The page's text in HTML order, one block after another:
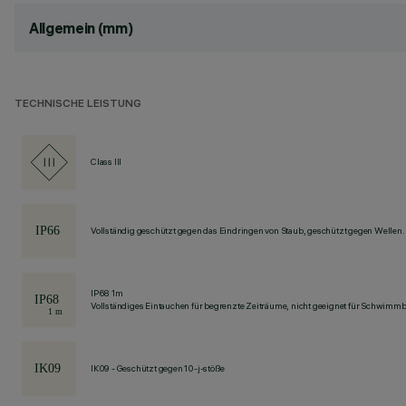
Allgemein (mm)
TECHNISCHE LEISTUNG
Class III
Vollständig geschützt gegen das Eindringen von Staub, geschützt gegen Wellen.
IP68 1m
Vollständiges Eintauchen für begrenzte Zeiträume, nicht geeignet für
IK09 - Geschützt gegen 10-j-stöße